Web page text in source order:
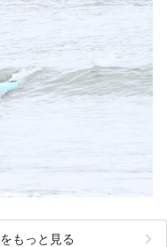
もっと見る